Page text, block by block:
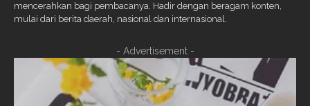
mencerahkan bagi pembacanya. Hadir dengan beragam konten,
mulai dari berita daerah, nasional dan internasional.
- Advertisement -